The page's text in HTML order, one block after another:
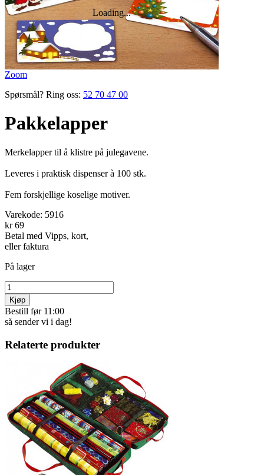
Zoom
Spørsmål? Ring oss: 52 70 47 00
Pakkelapper
Merkelapper til å klistre på julegavene.
Leveres i praktisk dispenser à 100 stk.
Fem forskjellige koselige motiver.
Varekode: 5916
kr 69
Betal med Vipps, kort,
eller faktura
På lager
Kjøp
Bestill før 11:00
så sender vi i dag!
Relaterte produkter